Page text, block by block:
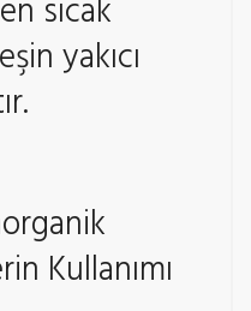
sıcak
yakıcı
Kullanımı